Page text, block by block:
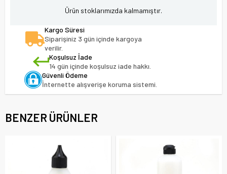
Ürün stoklarımızda kalmamıştır.
Kargo Süresi
Siparişiniz 3 gün içinde kargoya
verilir.
Koşulsuz İade
14 gün içinde koşulsuz iade hakkı.
Güvenli Ödeme
İnternette alışverişe koruma sistemi.
BENZER ÜRÜNLER